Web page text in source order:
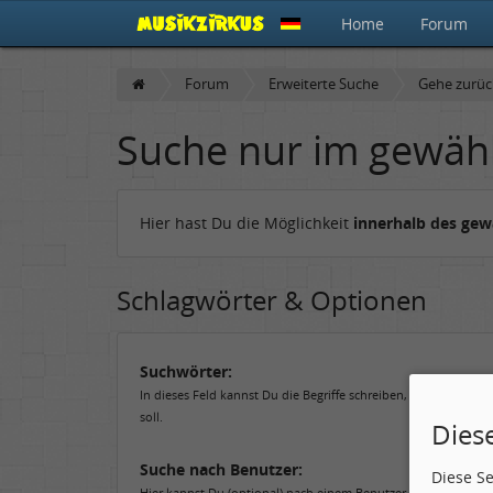
Home Forum
Forum Erweiterte Suche Gehe
Suche nur im
Hier hast Du die Möglichkeit innerhalb des
Schlagwörter & Optionen
Suchwörter:
In dieses Feld kannst Du die Begriffe schreiben, nach denen
soll.
Suche nach Benutzer:
Diese